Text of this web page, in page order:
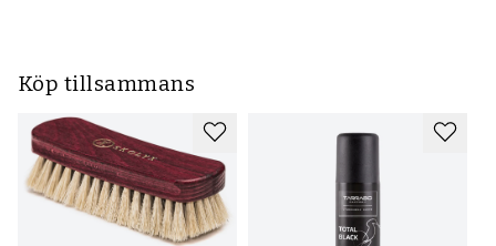
Köp tillsammans